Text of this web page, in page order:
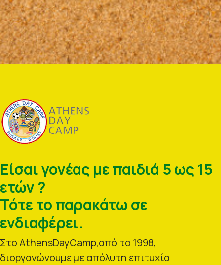
Είσαι γονέας με παιδιά 5 ως 15
ετών ?
Τότε το παρακάτω σε
ενδιαφέρει.
Στο AthensDayCamp,από το 1998,
διοργανώνουμε με απόλυτη επιτυχία